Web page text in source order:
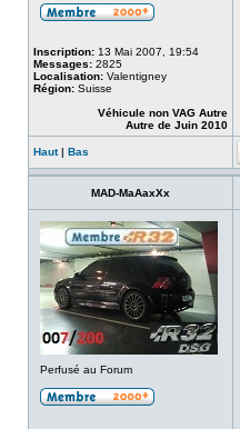
Inscription: 13 Mai 2007, 19:54
Messages: 2825
Localisation: Valentigney
Région: Suisse
Véhicule non VAG Autre
Autre de Juin 2010
Haut| Bas
MAD-MaAaxXx
Perfusé au Forum